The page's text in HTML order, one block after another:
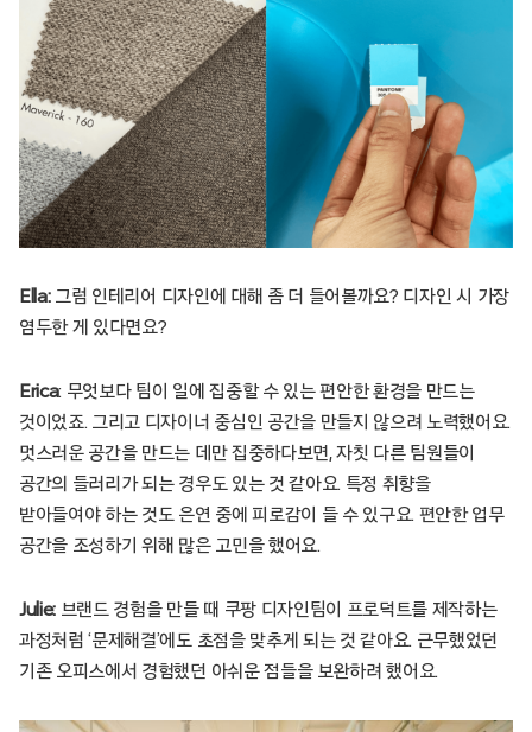
Ella: 그럼 인테리어 디자인에 대해 좀 더 들어볼까요? 디자인 시 가장
염두한 게 있다면요?
Erica: 무엇보다 팀이 일에 집중할 수 있는 편안한 환경을 만드는
것이었죠. 그리고 디자이너 중심인 공간을 만들지 않으려 노력했어요.
멋스러운 공간을 만드는 데만 집중하다보면, 자칫 다른 팀원들이
공간의 들러리가 되는 경우도 있는 것 같아요. 특정 취향을
받아들여야 하는 것도 은연 중에 피로감이 들 수 있구요. 편안한 업무
공간을 조성하기 위해 많은 고민을 했어요.
Julie: 브랜드 경험을 만들 때 쿠팡 디자인팀이 프로덕트를 제작하는
과정처럼 ‘문제해결’에도 초점을 맞추게 되는 것 같아요. 근무했었던
기존 오피스에서 경험했던 아쉬운 점들을 보완하려 했어요.